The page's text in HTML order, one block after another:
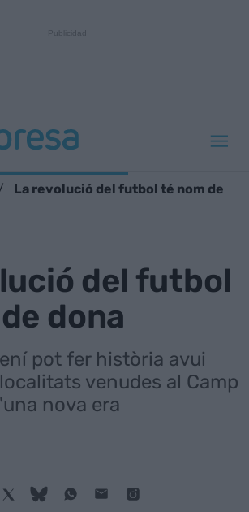
La revolució del futbol té nom de
del futbol
dona
pot fer història avui
venudes al Camp
nova era